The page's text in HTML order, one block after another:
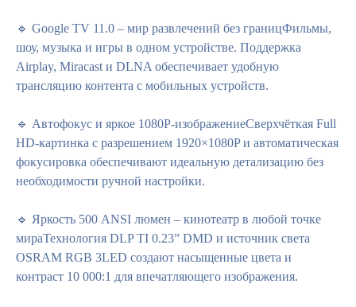
🔹 Google TV 11.0 – мир развлечений без границФильмы,
шоу, музыка и игры в одном устройстве. Поддержка
Airplay, Miracast и DLNA обеспечивает удобную
трансляцию контента с мобильных устройств.
🔹 Автофокус и яркое 1080P-изображениеСверхчёткая Full
HD-картинка с разрешением 1920×1080P и автоматическая
фокусировка обеспечивают идеальную детализацию без
необходимости ручной настройки.
🔹 Яркость 500 ANSI люмен – кинотеатр в любой точке
мираТехнология DLP TI 0.23” DMD и источник света
OSRAM RGB 3LED создают насыщенные цвета и
контраст 10 000:1 для впечатляющего изображения.